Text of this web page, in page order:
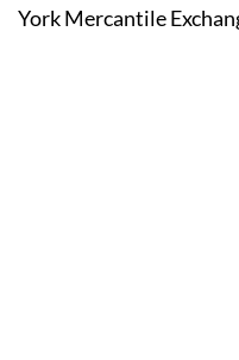
York Mercantile